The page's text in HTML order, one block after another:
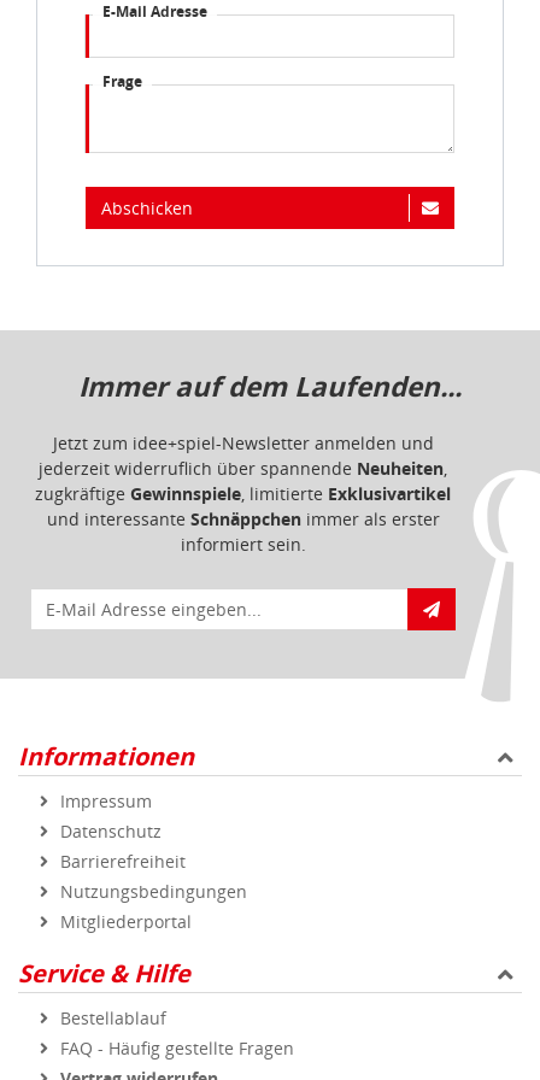
E-Mail Adresse
Frage
Abschicken
Immer auf dem Laufenden...
Jetzt zum idee+spiel-Newsletter anmelden und
jederzeit widerruflich über spannende Neuheiten,
zugkräftige Gewinnspiele, limitierte Exklusivartikel
und interessante Schnäppchenimmer als erster
informiert sein.
E-Mail für Newsletteranmeldung
Informationen
Impressum
Datenschutz
Barrierefreiheit
Nutzungsbedingungen
Mitgliederportal
Service & Hilfe
Bestellablauf
FAQ - Häufig gestellte Fragen